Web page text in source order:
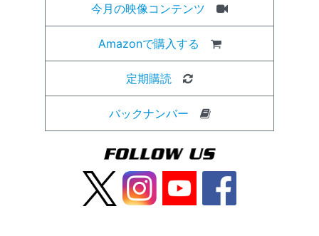
今月の映像コンテンツ
Amazonで購入する
定期購読
バックナンバー